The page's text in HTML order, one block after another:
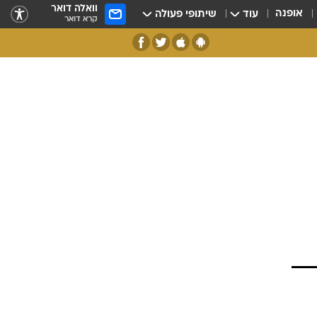
אופנה עוד שיתופי פעולה וואלה דואר
קרא דואר